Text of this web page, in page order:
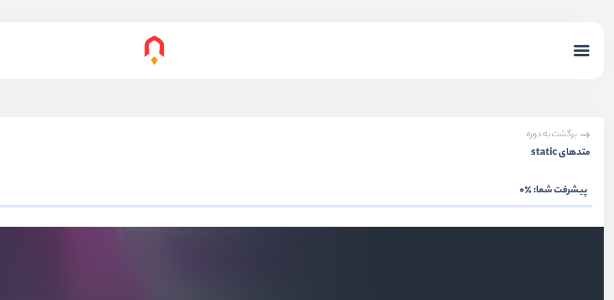
برگشت به دوره
متدهای static
پیشرفت شما:٪0